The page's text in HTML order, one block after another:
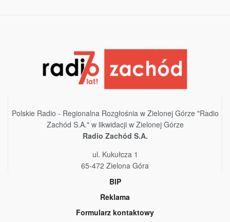
Polskie Radio - Regionalna Rozgłośnia w Zielonej Górze "Radio
Zachód S.A." w likwidacji w Zielonej Górze
Radio Zachód S.A.
ul. Kukułcza 1
65-472 Zielona Góra
BIP
Reklama
Formularz kontaktowy